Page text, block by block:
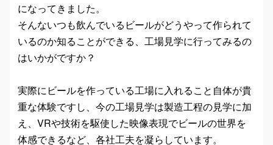
になってきました。
そんないつも飲んでいるビールがどうやって作られて
いるのか知ることができる、工場見学に行ってみるの
はいかがですか？
実際にビールを作っている工場に入れること自体が貴
重な体験ですし、今の工場見学は製造工程の見学に加
え、VRや技術を駆使した映像表現でビールの世界を
体感できるなど、各社工夫を凝らしています。